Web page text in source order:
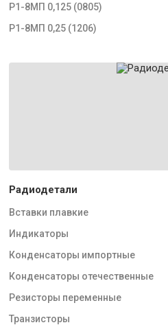
Р1-8МП 0,125 (0805)
Р1-8МП 0,25 (1206)
Радиодетали
Вставки плавкие
Индикаторы
Конденсаторы импортные
Конденсаторы отечественные
Резисторы переменные
Транзисторы